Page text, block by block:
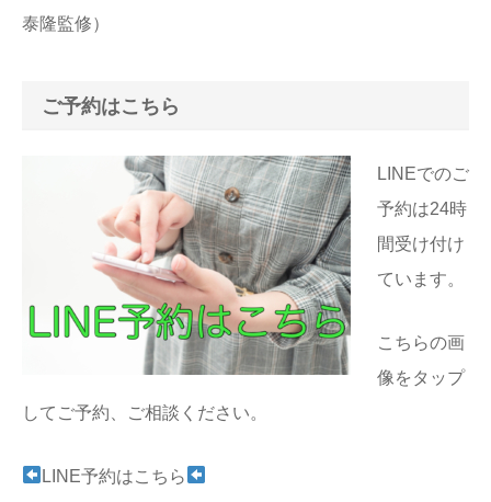
泰隆監修）
ご予約はこちら
LINEでのご
予約は24時
間受け付け
ています。
こちらの画
像をタップ
してご予約、ご相談ください。
LINE予約はこちら